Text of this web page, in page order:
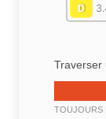
D
Traverser
TOUJOURS